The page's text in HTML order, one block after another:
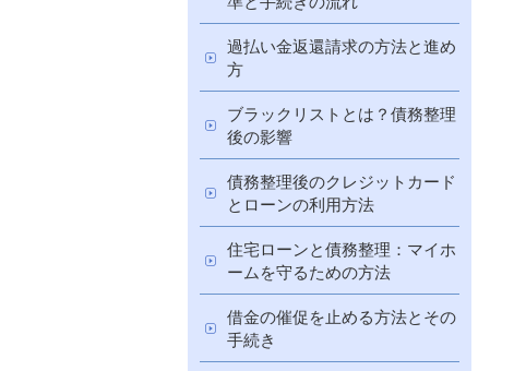
過払い金返還請求の方法と進め
方
ブラックリストとは？債務整理
後の影響
債務整理後のクレジットカード
とローンの利用方法
住宅ローンと債務整理：マイホ
ームを守るための方法
借金の催促を止める方法とその
手続き